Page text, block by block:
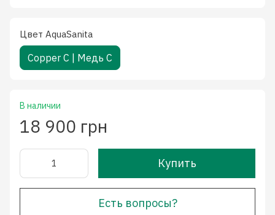
Цвет AquaSanita
Copper C | Медь C
В наличии
18 900 грн
Купить
Есть вопросы?